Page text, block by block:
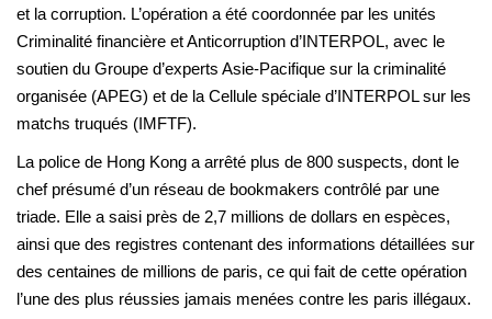
et la corruption. L’opération a été coordonnée par les unités
Criminalité financière et Anticorruption d’INTERPOL, avec le
soutien du Groupe d’experts Asie-Pacifique sur la criminalité
organisée (APEG) et de la Cellule spéciale d’INTERPOL sur les
matchs truqués (IMFTF).
La police de Hong Kong a arrêté plus de 800 suspects, dont le
chef présumé d’un réseau de bookmakers contrôlé par une
triade. Elle a saisi près de 2,7 millions de dollars en espèces,
ainsi que des registres contenant des informations détaillées sur
des centaines de millions de paris, ce qui fait de cette opération
l’une des plus réussies jamais menées contre les paris illégaux.